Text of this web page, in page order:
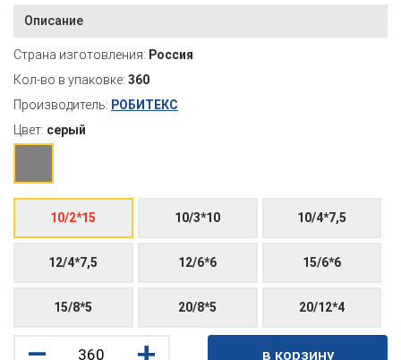
Описание
Страна изготовления: Россия
Кол-во в упаковке: 360
Производитель: РОБИТЕКС
Цвет: серый
10/2*15 10/3*10 10/4*7,5
12/4*7,5 12/6*6 15/6*6
15/8*5 20/8*5 20/12*4
в корзину